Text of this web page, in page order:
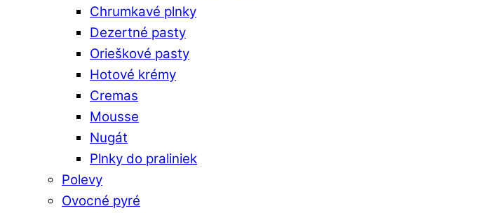
Chrumkavé plnky
Dezertné pasty
Orieškové pasty
Hotové krémy
Cremas
Mousse
Nugát
Plnky do praliniek
Polevy
Ovocné pyré